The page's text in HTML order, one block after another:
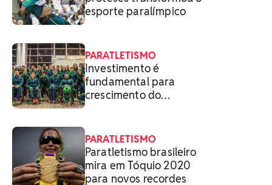
esporte paralímpico
PARATLETISMO
Investimento é
fundamental para
crescimento do
PARATLETISMO
Paratletismo brasileiro
mira em Tóquio 2020
para novos recordes